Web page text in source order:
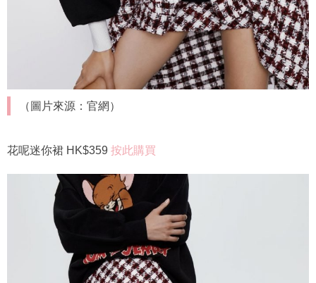
（圖片來源：官網）
花呢迷你裙 HK$359 按此購買